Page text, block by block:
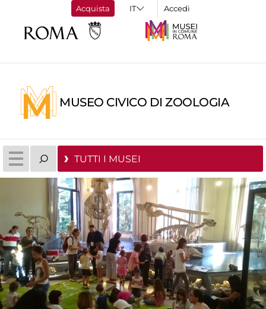
Acquista Accedi
MUSEO CIVICO DI ZOOLOGIA
TUTTI I MUSEI